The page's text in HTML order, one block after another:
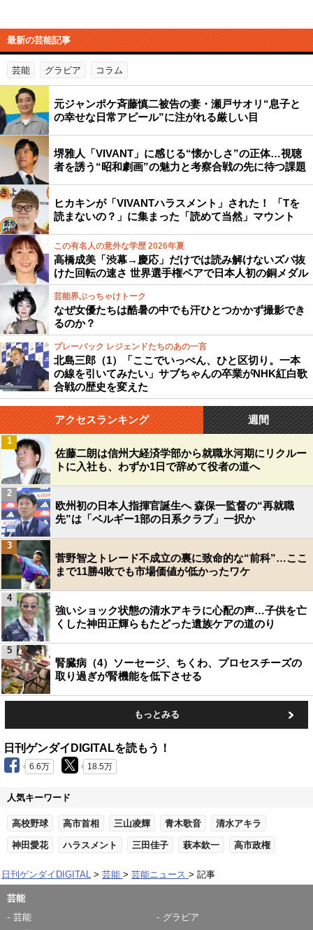
最新の芸能記事
芸能 グラビア コラム
元ジャンポケ斉藤慎二被告の妻・瀬戸サオリ“息子と
の幸せな日常アピール”に注がれる厳しい目
堺雅人「VIVANT」に感じる“懐かしさ”の正体…視聴
者を誘う“昭和劇画”の魅力と考察合戦の先に待つ課題
ヒカキンが「VIVANTハラスメント」された！ 「Tを
読まないの？」に集まった「読めて当然」マウント
この有名人の意外な学歴 2026年夏
高橋成美「渋幕→慶応」だけでは読み解けないズバ抜
けた回転の速さ 世界選手権ペアで日本人初の銅メダル
芸能界ぶっちゃけトーク
なぜ女優たちは酷暑の中でも汗ひとつかかず撮影でき
るのか？
プレーバック レジェンドたちのあの一言
北島三郎（1）「ここでいっぺん、ひと区切り。一本
の線を引いてみたい」サブちゃんの卒業がNHK紅白歌
合戦の歴史を変えた
アクセスランキング 週間
佐藤二朗は信州大経済学部から就職氷河期にリクルー
トに入社も、わずか1日で辞めて役者の道へ
1
欧州初の日本人指揮官誕生へ 森保一監督の“再就職
先”は「ベルギー1部の日系クラブ」一択か
2
菅野智之トレード不成立の裏に致命的な“前科”…ここ
まで11勝4敗でも市場価値が低かったワケ
3
強いショック状態の清水アキラに心配の声…子供を亡
くした神田正輝らもたどった遺族ケアの道のり
4
腎臓病（4）ソーセージ、ちくわ、プロセスチーズの
取り過ぎが腎機能を低下させる
5
もっとみる
日刊ゲンダイDIGITALを読もう！
6.6万 18.5万
人気キーワード
高校野球 高市首相 三山凌輝 青木歌音 清水アキラ
神田愛花 ハラスメント 三田佳子 萩本欽一 高市政権
日刊ゲンダイDIGITAL 芸能 芸能ニュース 記事
芸能
芸能
グラビア